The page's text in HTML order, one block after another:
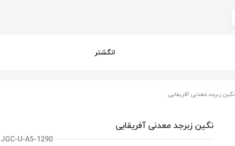
انگشتر
نگین زبرجد معدنی آفریقایی
نگین زبرجد معدنی آفریقایی
JGC-U-A5-1290